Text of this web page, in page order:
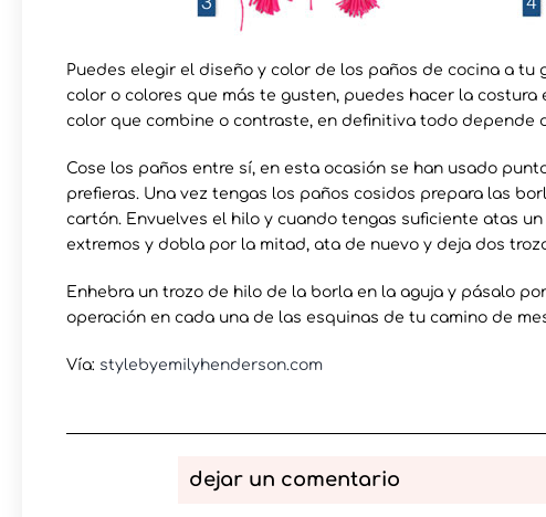
Puedes elegir el diseño y color de los paños de cocina a tu
color o colores que más te gusten, puedes hacer la
color que combine o contraste, en definitiva todo depende
Cose los paños entre sí, en esta ocasión se han usado
prefieras. Una vez tengas los paños cosidos prepara las
cartón. Envuelves el hilo y cuando tengas suficiente atas
extremos y dobla por la mitad, ata de nuevo y deja dos
Enhebra un trozo de hilo de la borla en la aguja y pásalo
operación en cada una de las esquinas de tu camino de
Vía: stylebyemilyhenderson.com
dejar un comentario